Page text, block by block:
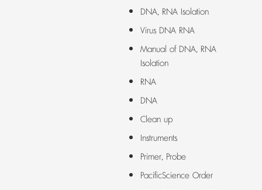
DNA, RNA Isolation
Virus DNA RNA
Manual of DNA, RNA
Isolation
RNA
DNA
Clean up
Instruments
Primer, Probe
PacificScience Order